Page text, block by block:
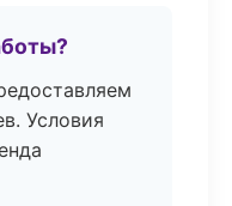
Условия